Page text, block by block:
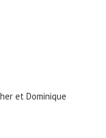
et Dominique